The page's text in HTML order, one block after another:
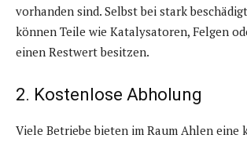
vorhanden sind. Selbst bei stark
können Teile wie Katalysatoren, Felgen
einen Restwert besitzen.
2. Kostenlose Abholung
Viele Betriebe bieten im Raum Ahlen eine